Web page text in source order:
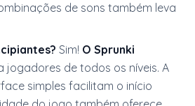
de sons também leva
Sim! O Sprunki
jogadores de todos os níveis. A
simples facilitam o início